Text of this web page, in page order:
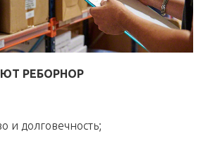
РЕБОРНОР
и долговечность;